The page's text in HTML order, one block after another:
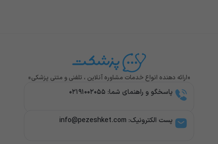
«ارائه دهنده انواع خدمات مشاوره آنلاین ، تلفنی و متنی پزشکی»
پاسخگو و راهنمای شما: ۰۲۱۹۱۰۰۲۰۵۵
پست الکترونیک: info@pezeshket.com​